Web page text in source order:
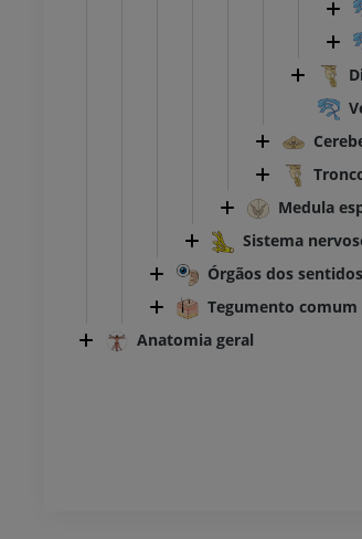
Medula
Sistema
Órgãos dos sentidos
Tegumento comum
Anatomia geral
TC do